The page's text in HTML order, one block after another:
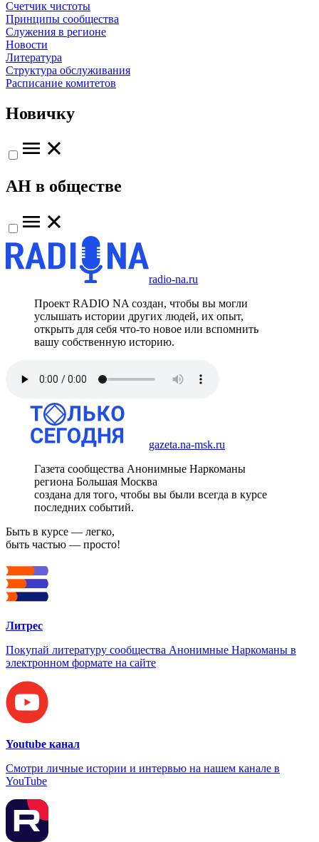
Счетчик чистоты
Принципы сообщества
Служения в регионе
Новости
Литература
Структура обслуживания
Расписание комитетов
Новичку
АН в обществе
radio-na.ru
Проект RADIO NA создан, чтобы вы могли
услышать истории других людей, их опыт,
открыть для себя что-то новое или вспомнить
вашу собственную историю.
gazeta.na-msk.ru
Газета сообщества Анонимные Наркоманы
региона Большая Москва
создана для того, чтобы вы были всегда в курсе
последних событий.
Быть в курсе — легко,
быть частью — просто!
Литрес
Покупай литературу сообщества Анонимные Наркоманы в
электронном формате на сайте
Youtube канал
Смотри личные истории и интервью на нашем канале в
YouTube